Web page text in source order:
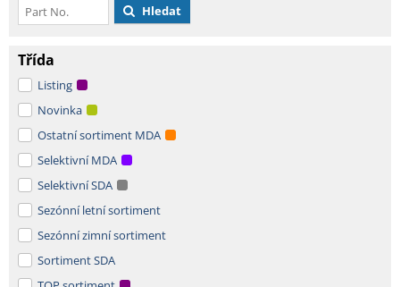
Hledat
Třída
Listing
Novinka
Ostatní sortiment MDA
Selektivní MDA
Selektivní SDA
Sezónní letní sortiment
Sezónní zimní sortiment
Sortiment SDA